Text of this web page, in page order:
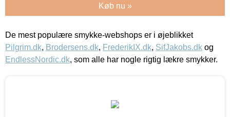
Køb nu »
De mest populære smykke-webshops er i øjeblikket
Pilgrim.dk, Brodersens.dk, FrederikIX.dk, SifJakobs.dk og
EndlessNordic.dk, som alle har nogle rigtig lækre smykker.